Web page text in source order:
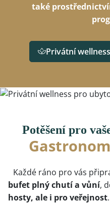
také
Privátní wellness
Potěšení pro
Každé ráno pro vás
bufet plný chutí a vůní,
hosty, ale i pro veřejnost